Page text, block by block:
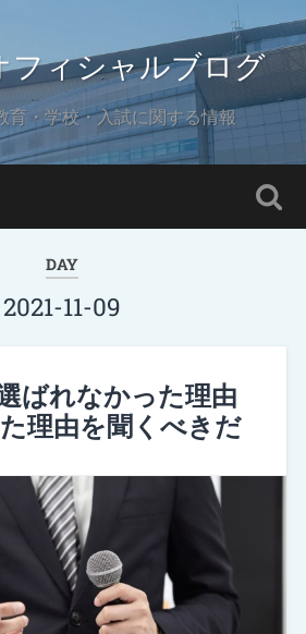
フィシャルブログ
育・学校・入試に関する情報
DAY
2021-11-09
ばれなかった理由
理由を聞くべきだ